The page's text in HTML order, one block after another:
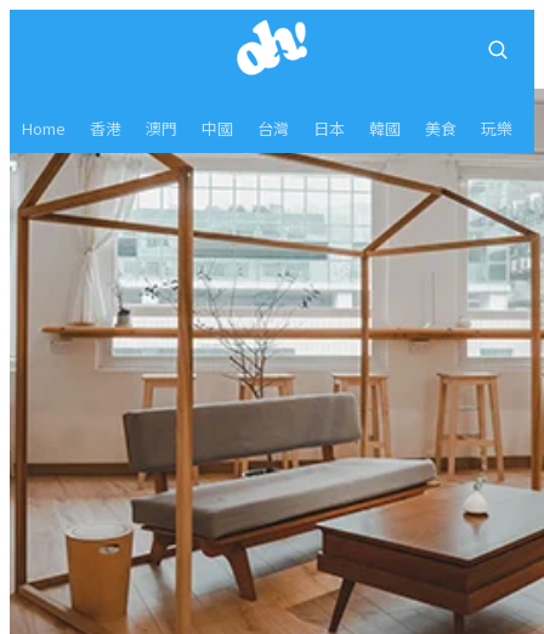
Home 香港 澳門 中國 台灣 日本 韓國 美食 玩樂